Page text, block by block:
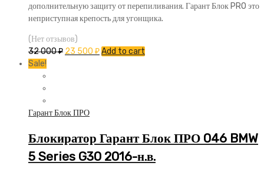
дополнительную защиту от перепиливания. Гарант Блок PRO это
неприступная крепость для угонщика.
(Нет отзывов)
32 000₽ 23 500 ₽Add to cart
Sale!
Гарант Блок ПРО
Блокиратор Гарант Блок ПРО 046 BMW
5 Series G30 2016-н.в.